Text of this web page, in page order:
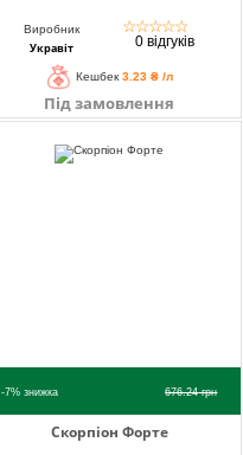
Виробник
Укравіт
☆☆☆☆☆
0 відгуків
Кешбек 3.23 ₴ /л
Під замовлення
-7%знижка 676.24грн
Скорпіон Форте